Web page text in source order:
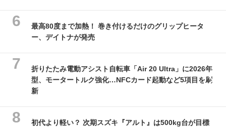
最高80度まで加熱！ 巻き付けるだけのグリップヒータ
ー、デイトナが発売
折りたたみ電動アシスト自転車「Air 20 Ultra」に2026年
型、モータートルク強化…NFCカード起動など5項目を刷
新
初代より軽い？ 次期スズキ『アルト』は500kg台が目標